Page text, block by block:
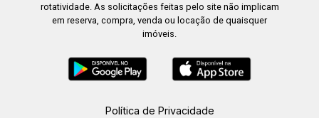
rotatividade. As solicitações feitas pelo site não implicam
em reserva, compra, venda ou locação de quaisquer
imóveis.
Política de Privacidade